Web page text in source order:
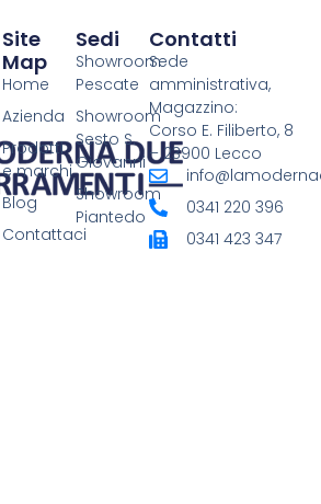
Sedi
Showroom
Pescate
Showroom
Sesto S.
Giovanni
Showroom
Piantedo
Site
Map
Home
Azienda
Prodotti
e marchi
Blog
Contattaci
Contatti
Sede
amministrativa,
Magazzino:
Corso E. Filiberto, 8
– 23900 Lecco
0341 220 396
0341 423 347